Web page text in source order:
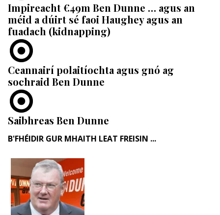
Impireacht €49m Ben Dunne … agus an
méid a dúirt sé faoi Haughey agus an
fuadach (kidnapping)
Ceannairí polaitíochta agus gnó ag
sochraid Ben Dunne
Saibhreas Ben Dunne
B'FHÉIDIR GUR MHAITH LEAT FREISIN ...